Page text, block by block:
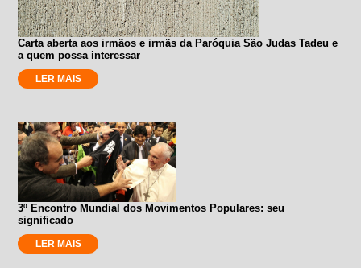
Carta aberta aos irmãos e irmãs da Paróquia São Judas Tadeu e
a quem possa interessar
LER MAIS
3º Encontro Mundial dos Movimentos Populares: seu
significado
LER MAIS